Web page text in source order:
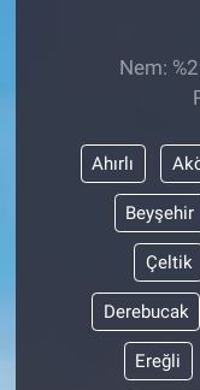
Nem:
Ahırlı
Beyşehir
Çeltik
Derebucak
Ereğli